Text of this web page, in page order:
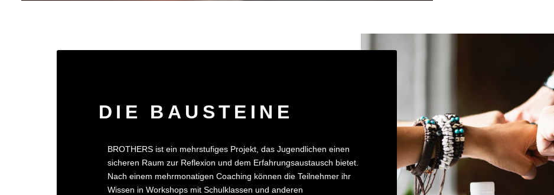
DIE BAUSTEINE
BROTHERS ist ein mehrstufiges Projekt, das Jugendlichen einen
sicheren Raum zur Reflexion und dem Erfahrungsaustausch bietet.
Nach einem mehrmonatigen Coaching können die Teilnehmer ihr
Wissen in Workshops mit Schulklassen und anderen